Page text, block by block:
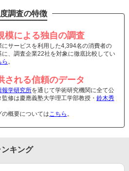
調査の特徴
模による独自の調査
にサービスを利用した4,394名の消費者の
、調査企業22社を対象に徹底比較してい
ら 。
される信頼のデータ
報学研究所を通じて学術研究機関に全て公
修は慶應義塾大学理工学部教授・ 鈴木秀
概要についてはこちら 。
キング